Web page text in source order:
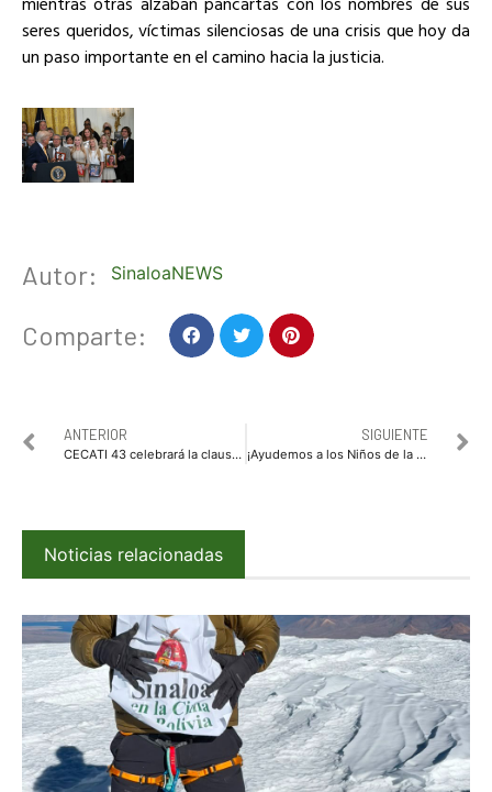
seres queridos, víctimas silenciosas de una crisis que hoy da
un paso importante en el camino hacia la justicia.
Autor: SinaloaNEWS
Comparte:
ANTERIOR
CECATI 43 celebrará la clausura de cursos del periodo abril-julio 2025 con entrega de constancias a más de 300 egresados
SIGUIENTE
¡Ayudemos a los Niños de la Casa Hogar Santa Eduwiges!
Noticias relacionadas